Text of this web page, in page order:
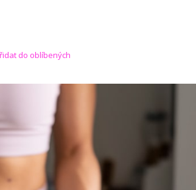
do oblíbených